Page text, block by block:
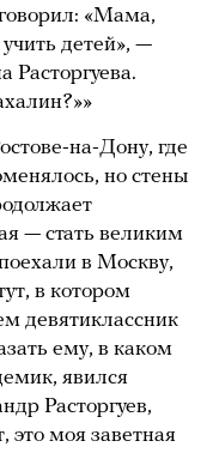
«Мама,
детей», —
на-Дону, где
но стены
— стать великим
в Москву,
в котором
девятиклассник
ему, в каком
явился
Расторгуев,
это моя заветная